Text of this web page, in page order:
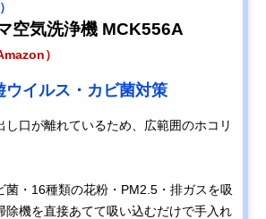
空気洗浄機 MCK556A
）
ウイルス・カビ菌対策
し口が離れているため、広範囲のホコリ
菌・16種類の花粉・PM2.5・排ガスを吸
除機を直接あてて吸い込むだけで手入れ